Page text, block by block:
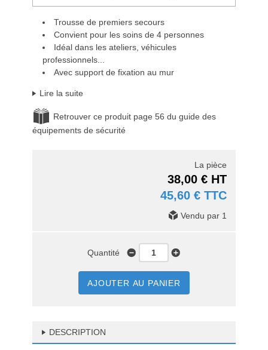
Trousse de premiers secours
Convient pour les soins de 4 personnes
Idéal dans les ateliers, véhicules
professionnels...
Avec support de fixation au mur
Lire la suite
Retrouver ce produit page 56 du guide des
équipements de sécurité
La pièce
38,00 € HT
45,60 € TTC
Vendu par 1
Quantité
AJOUTER AU PANIER
DESCRIPTION